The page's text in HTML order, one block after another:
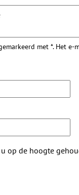
met *. Het
op de hoogte